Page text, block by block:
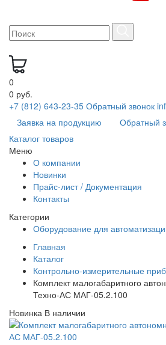
0
0 руб.
+7 (812) 643-23-35 Обратный звонок
Заявка на продукцию
Обратный
Каталог товаров
Меню
О компании
Новинки
Прайс-лист / Документация
Контакты
Категории
Оборудование для
Главная
Каталог
Контрольно-измерительные
Комплект малогабаритного
Техно-АС МАГ-05.2.100
Новинка В наличии